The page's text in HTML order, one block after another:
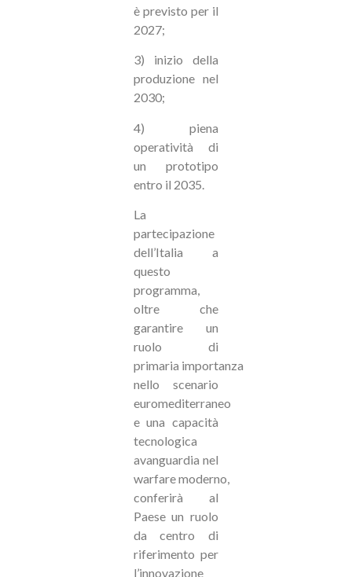
è previsto per il
2027;
3) inizio della
produzione nel
2030;
4) piena
operatività di
un prototipo
entro il 2035.
La
partecipazione
dell’Italia a
questo
programma,
oltre che
garantire un
ruolo di
primaria importanza
nello scenario
euromediterraneo
e una capacità
tecnologica
avanguardia nel
warfaremoderno,
conferirà al
Paese un ruolo
da centro di
riferimento per
l’innovazione